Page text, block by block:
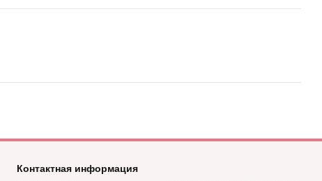
Контактная информация